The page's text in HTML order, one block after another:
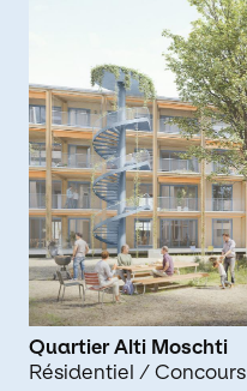
Quartier Alti Moschti
Résidentiel / Concours